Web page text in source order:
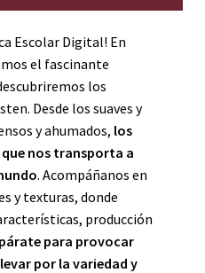
Escolar Digital! En
el fascinante
los
Desde los suaves y
y ahumados, los
nos transporta a
. Acompáñanos en
y texturas, donde
producción
para provocar
por la variedad y